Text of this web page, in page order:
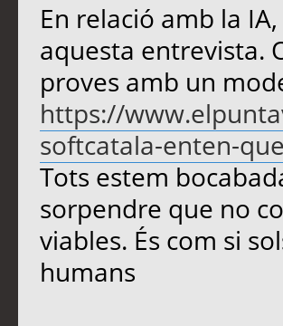
En relació amb la
aquesta entrevista.
proves amb un
https://
softcatala-enten-
Tots estem
sorpendre que no
viables. És com si
humans